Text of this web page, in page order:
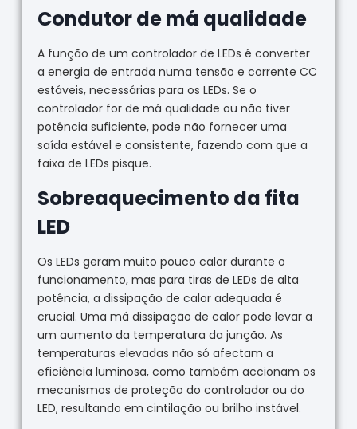
Condutor de má qualidade
A função de um controlador de LEDs é converter
a energia de entrada numa tensão e corrente CC
estáveis, necessárias para os LEDs. Se o
controlador for de má qualidade ou não tiver
potência suficiente, pode não fornecer uma
saída estável e consistente, fazendo com que a
faixa de LEDs pisque.
Sobreaquecimento da fita
LED
Os LEDs geram muito pouco calor durante o
funcionamento, mas para tiras de LEDs de alta
potência, a dissipação de calor adequada é
crucial. Uma má dissipação de calor pode levar a
um aumento da temperatura da junção. As
temperaturas elevadas não só afectam a
eficiência luminosa, como também accionam os
mecanismos de proteção do controlador ou do
LED, resultando em cintilação ou brilho instável.